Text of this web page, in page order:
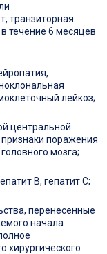
транзиторная
течение 6 месяцев
лейкоз;
центральной
поражения
мозга;
B, гепатит С;
перенесенные
начала
хирургического